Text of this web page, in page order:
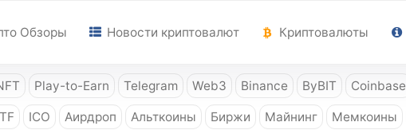
Обзоры Новости криптовалют Криптовалюты
Play-to-Earn Telegram Web3 Binance ByBIT Coinbase
ICO Аирдроп Альткоины Биржи Майнинг Мемкоины